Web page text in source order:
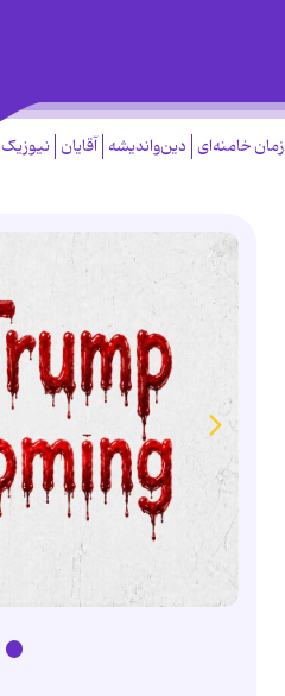
زمان خامنه‌ای دین‌واندیشه آقایان نیوزیک